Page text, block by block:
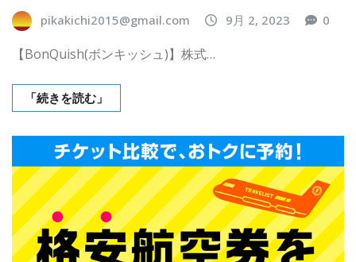
pikakichi2015@gmail.com 9月 2, 2023 0
【BonQuish(ボンキッシュ)】株式…
「続きを読む」